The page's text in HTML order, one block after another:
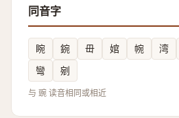
同音字
睕 鋺 毌 婠 帵 湾
彎
剜
与 豌 读音相同或相近